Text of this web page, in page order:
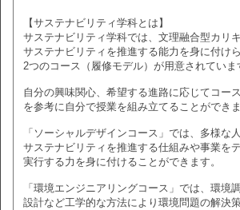
【サステナビリティ学科とは】
サステナビリティ学科では、文理融合型カリ
サステナビリティを推進する能力を身に付け
2つのコース（履修モデル）が用意されていま
自分の興味関心、希望する進路に応じてコー
を参考に自分で授業を組み立てることができま
「ソーシャルデザインコース」では、多様な
サステナビリティを推進する仕組みや事業を
実行する力を身に付けることができます。
「環境エンジニアリングコース」では、環境
設計など工学的な方法により環境問題の解決策